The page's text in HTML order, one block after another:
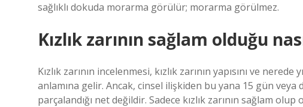
sağlıklı dokuda morarma görülür; morarma görülmez.
Kızlık zarının sağlam olduğu
Kızlık zarının incelenmesi, kızlık zarının yapısını ve
anlamına gelir. Ancak, cinsel ilişkiden bu yana 15 gün veya
parçalandığı net değildir. Sadece kızlık zarının sağlam olup